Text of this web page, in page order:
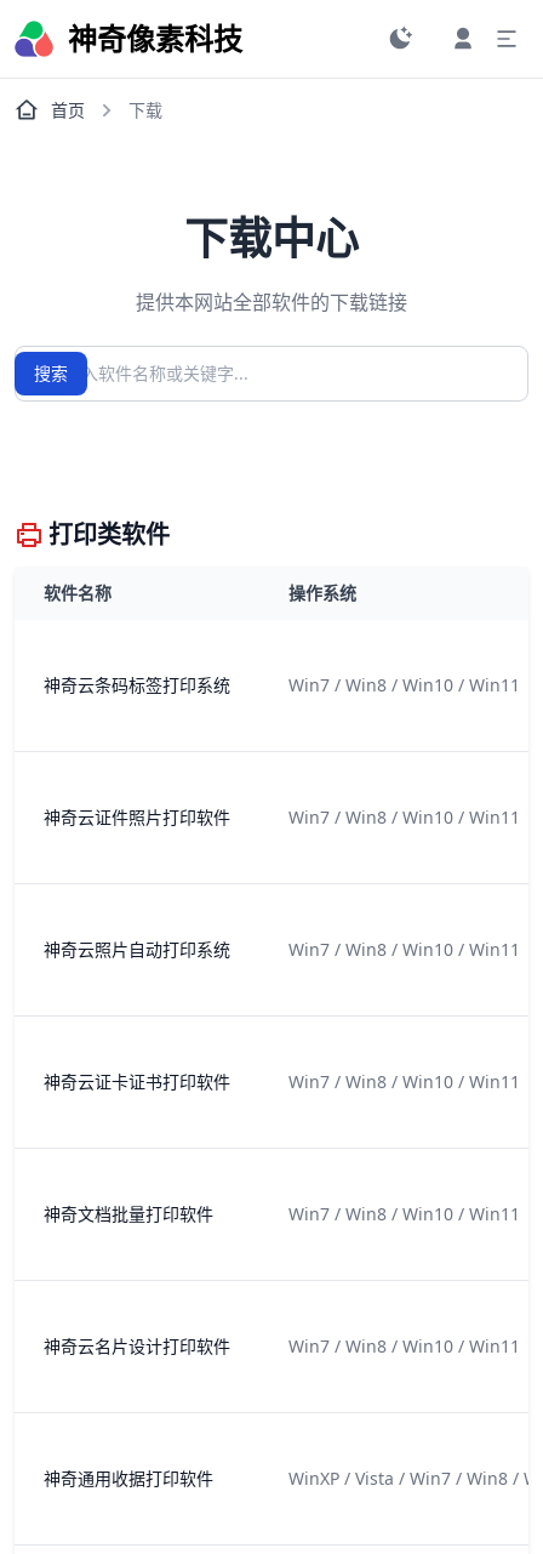
神奇像素科技
首页 下载
下载中心
提供本网站全部软件的下载链接
搜索
搜索
打印类软件
软件名称 操作系统
神奇云条码标签打印系统 Win7 / Win8 / Win10 / Win11
神奇云证件照片打印软件 Win7 / Win8 / Win10 / Win11
神奇云照片自动打印系统 Win7 / Win8 / Win10 / Win11
神奇云证卡证书打印软件 Win7 / Win8 / Win10 / Win11
神奇文档批量打印软件 Win7 / Win8 / Win10 / Win11
神奇云名片设计打印软件 Win7 / Win8 / Win10 / Win11
神奇通用收据打印软件 WinXP / Vista / Win7 / Win8 /